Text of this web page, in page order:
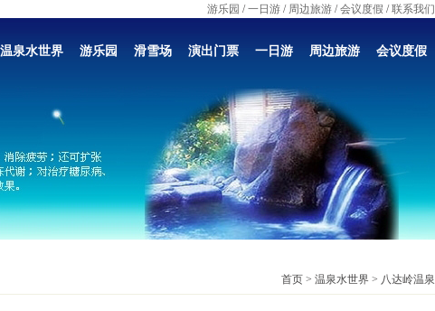
游乐园 /一日游 / 周边旅游 /会议度假 /联系我们
温泉水世界 游乐园 滑雪场 演出门票 一日游 周边旅游 会议度假
首页 > 温泉水世界 > 八达岭温泉